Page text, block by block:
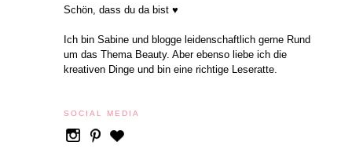
Schön, dass du da bist ♥
Ich bin Sabine und blogge leidenschaftlich gerne Rund
um das Thema Beauty. Aber ebenso liebe ich die
kreativen Dinge und bin eine richtige Leseratte.
SOCIAL MEDIA